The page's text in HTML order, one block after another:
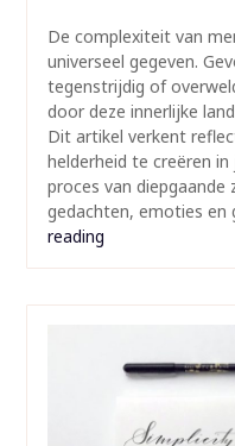
De complexiteit van
universeel gegeven.
tegenstrijdig of
door deze innerlijke
Dit artikel verkent
helderheid te creëren
proces van diepgaande
gedachten, emoties en
reading